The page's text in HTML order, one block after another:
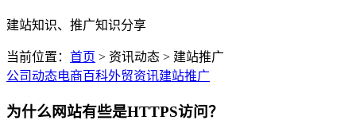
建站知识、推广知识分享
当前位置： 首页 > 资讯动态 > 建站推广
公司动态电商百科外贸资讯建站推广
为什么网站有些是HTTPS访问？